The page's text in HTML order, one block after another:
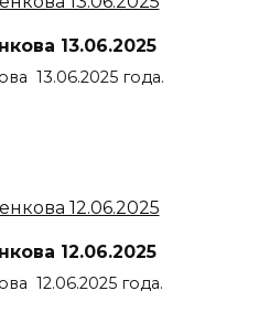
13.06.2025
13.06.2025 года.
12.06.2025
12.06.2025 года.